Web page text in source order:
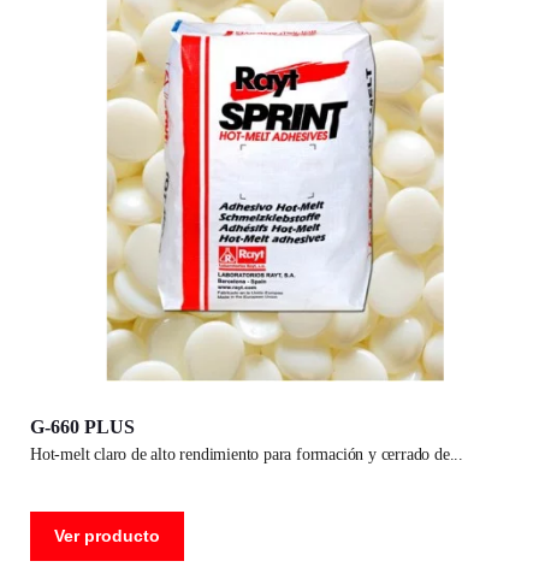
G-660 PLUS
hot-melt claro de alto rendimiento para formación y cerrado de
Ver producto